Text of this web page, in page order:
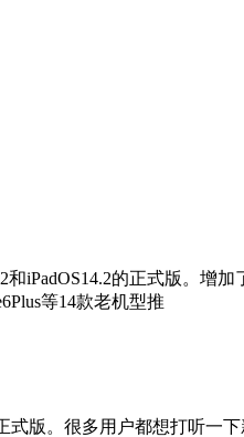
iPadOS14.2的正式版。增
等14款老机型推
版。很多用户都想打听一